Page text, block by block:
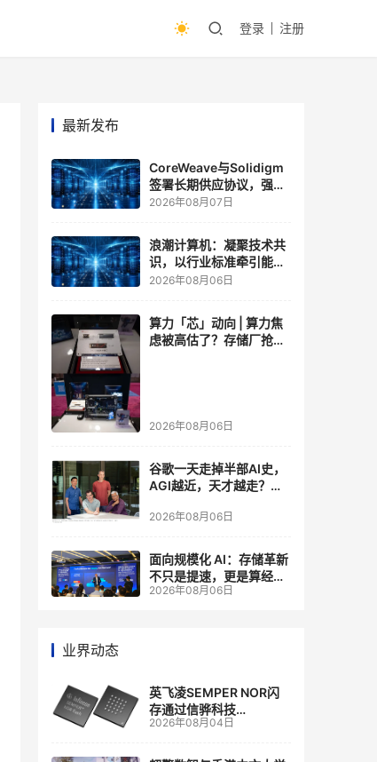
登录 注册
最新发布
CoreWeave与Solidigm
签署长期供应协议，强化
一体化人工智能云平台
2026年08月07日
浪潮计算机：凝聚技术共
识，以行业标准牵引能力
跃升
2026年08月06日
算力「芯」动向 | 算力焦
虑被高估了？存储厂抢了
2026年08月06日
谷歌一天走掉半部AI史，
AGI越近，天才越走？大
自己的研发节奏
2026年08月06日
面向规模化 AI：存储革新
不只是提速，更是算经济
账
2026年08月06日
业界动态
英飞凌SEMPER NOR闪
存通过信骅科技
AST2700 BMC认证，全
2026年08月04日